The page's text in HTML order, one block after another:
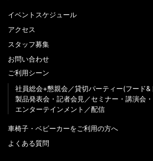
イベントスケジュール
アクセス
スタッフ募集
お問い合わせ
ご利用シーン
社員総会+懇親会
貸切パーティー(フード&
製品発表会・記者会見
セミナー・講演会
エンターテインメント
配信
車椅子・ベビーカーをご利用の方へ
よくある質問